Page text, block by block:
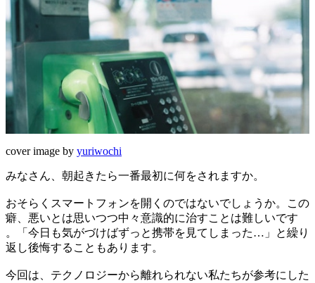
cover image by yuriwochi
みなさん、朝起きたら一番最初に何をされますか。
おそらくスマートフォンを開くのではないでしょうか。この
癖、悪いとは思いつつ中々意識的に治すことは難しいです
。「今日も気がづけばずっと携帯を見てしまった…」と繰り
返し後悔することもあります。
今回は、テクノロジーから離れられない私たちが参考にした